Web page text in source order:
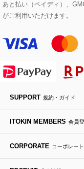
Maison de CINQ
MK MICHEL
HIROKO KOSHINO
セットアップワン
ステンカラーコー
ライダースジャケ
デニムジャケット
ダウンジャケット
ヘアアクセサリー
ハンカチ・バンダナ
手袋
チャーム・ストラ
ブローチ・コサー
ボストンバッグ
バックパック・リ
ボディバッグ・メ
トラベルバッグ
スニーカー
フラットシューズ
ローファー
ドレスシューズ
ローズ
カサブランカ・カ
ラナンキュラス
ポプリアレンジ＆
あと払い（ペイディ）、
がご利用いただけます。
SUPPORT 規約・ガイド
ITOKIN MEMBERS 会員
CORPORATE コーポレート